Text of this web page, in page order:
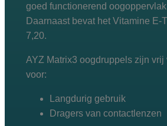
goed functionerend
Daarnaast bevat het Vitamine
7,20.
AYZ Matrix3 oogdruppels zijn
voor:
Langdurig gebruik
Dragers van contactlenzen